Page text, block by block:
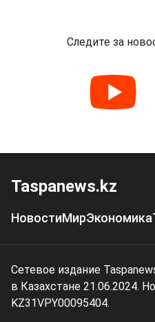
Следите за
Taspanews.kz
НовостиМирЭкономика
Сетевое издание
в Казахстане 21.06.2024.
KZ31VPY00095404.